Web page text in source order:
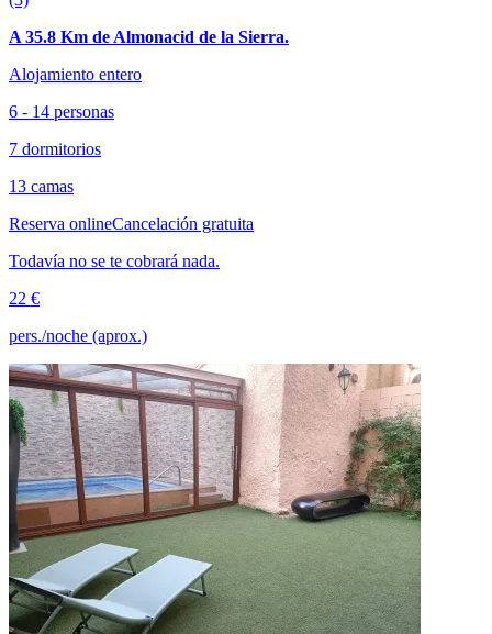
A 35.8 Km de Almonacid de la Sierra.
Alojamiento entero
6 - 14 personas
7 dormitorios
13 camas
Reserva onlineCancelación gratuita
Todavía no se te cobrará nada.
22 €
pers./noche (aprox.)